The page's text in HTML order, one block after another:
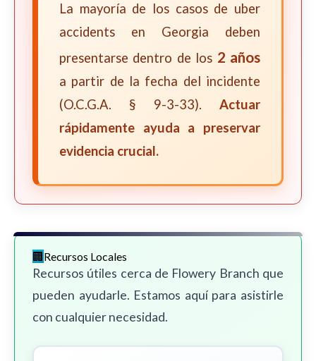
La mayoría de los casos de uber
accidents en Georgia deben
presentarse dentro de los 2 años
a partir de la fecha del incidente
(O.C.G.A. § 9-3-33). Actuar
rápidamente ayuda a preservar
evidencia crucial.
Recursos Locales
Recursos útiles cerca de Flowery Branch que
pueden ayudarle. Estamos aquí para asistirle
con cualquier necesidad.